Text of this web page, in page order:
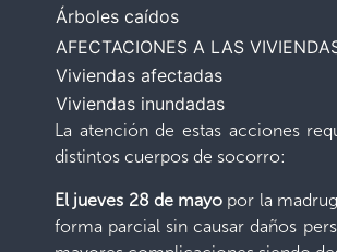
Árboles caídos
AFECTACIONES A LAS
Viviendas afectadas
Viviendas inundadas
La atención de estas acciones
distintos cuerpos de socorro:
El jueves 28 de mayo por la
forma parcial sin causar daños